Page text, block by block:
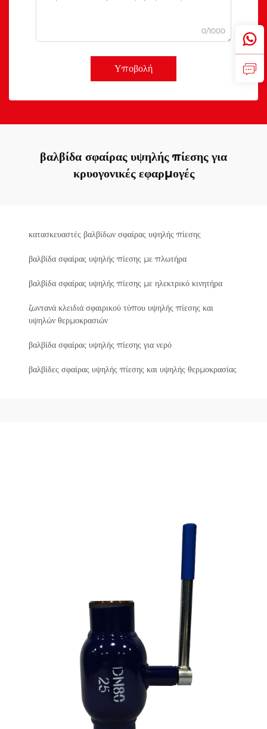
0/1000
Υποβολή
βαλβίδα σφαίρας υψηλής πίεσης για
κρυογονικές εφαρμογές
κατασκευαστές βαλβίδων σφαίρας υψηλής πίεσης
βαλβίδα σφαίρας υψηλής πίεσης με πλωτήρα
βαλβίδα σφαίρας υψηλής πίεσης με ηλεκτρικό κινητήρα
ζωντανά κλειδιά σφαιρικού τύπου υψηλής πίεσης και
υψηλών θερμοκρασιών
βαλβίδα σφαίρας υψηλής πίεσης για νερό
βαλβίδες σφαίρας υψηλής πίεσης και υψηλής θερμοκρασίας